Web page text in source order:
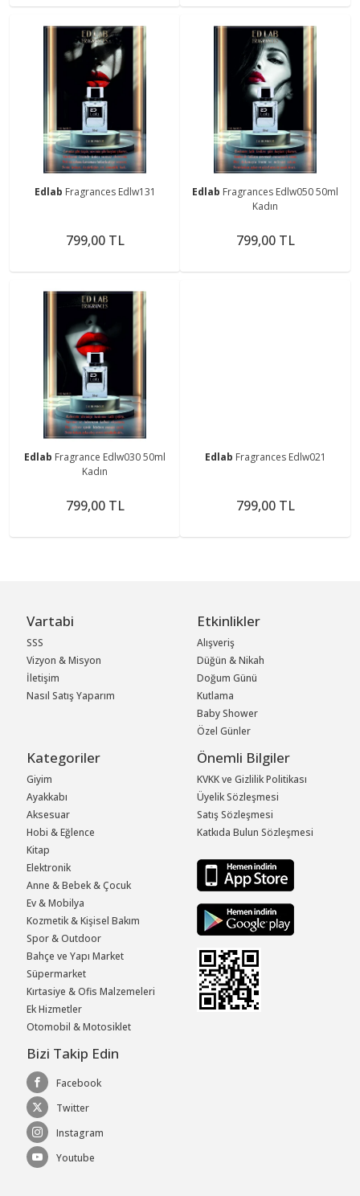
Edlab Fragrances Edlw131
799,00 TL
Edlab Fragrances Edlw050 50ml
Kadın
799,00 TL
Edlab Fragrance Edlw030 50ml
Kadın
799,00 TL
Edlab Fragrances Edlw021
799,00 TL
Vartabi
SSS
Vizyon & Misyon
İletişim
Nasıl Satış Yaparım
Etkinlikler
Alışveriş
Düğün & Nikah
Doğum Günü
Kutlama
Baby Shower
Özel Günler
Kategoriler
Giyim
Ayakkabı
Aksesuar
Hobi & Eğlence
Kitap
Elektronik
Anne & Bebek & Çocuk
Ev & Mobilya
Kozmetik & Kişisel Bakım
Spor & Outdoor
Bahçe ve Yapı Market
Süpermarket
Kırtasiye & Ofis Malzemeleri
Ek Hizmetler
Otomobil & Motosiklet
Önemli Bilgiler
KVKK ve Gizlilik Politikası
Üyelik Sözleşmesi
Satış Sözleşmesi
Katkıda Bulun Sözleşmesi
Bizi Takip Edin
Facebook
Twitter
Instagram
Youtube